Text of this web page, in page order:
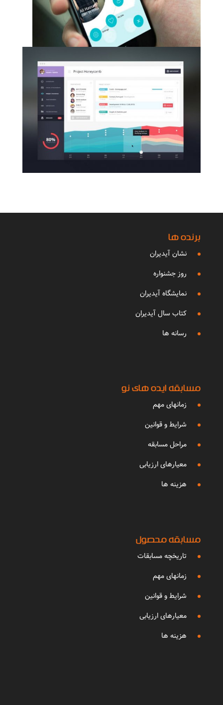
برنده ها
نشان آیدیران
روز جشنواره
نمایشگاه آیدیران
کتاب سال آیدیران
رسانه ها
مسابقه ایده های نو
زمانهای مهم
شرایط و قوانین
مراحل مسابقه
معیارهای ارزیابی
هزینه ها
مسابقه محصول
تاریخچه مسابقات
زمانهای مهم
شرایط و قوانین
معیارهای ارزیابی
هزینه ها